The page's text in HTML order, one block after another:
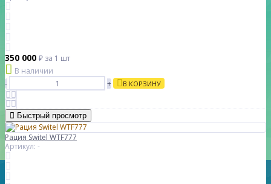
350 000 ₽ за 1 шт
В наличии
-
+ В КОРЗИНУ
Быстрый просмотр
Рация Switel WTF777
Артикул: -